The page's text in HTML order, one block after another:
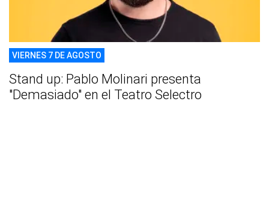
VIERNES 7 DE AGOSTO
Stand up: Pablo Molinari presenta
"Demasiado" en el Teatro Selectro